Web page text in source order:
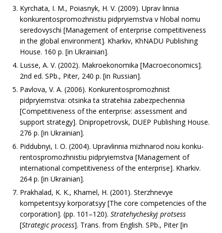
Kyrchata, I. M., Poiasnyk, H. V. (2009). Uprav linnia
konkurentospromozhnistiu pidpryiemstva v hlobal nomu
seredovyschi [Management of enterprise competitiveness
in the global environment]. Kharkiv, KhNADU Publishing
House. 160 p. [in Ukrainian].
Lusse, A. V. (2002). Makroekonomika [Macroeconomics].
2nd ed. SPb., Piter, 240 p. [in Russian].
Pavlova, V. A. (2006). Konkurentospromozhnist
pidpryiemstva: otsinka ta stratehiia zabezpechennia
[Competitiveness of the enterprise: assessment and
support strategy]. Dnipropetrovsk, DUEP Publishing House.
276 p. [in Ukrainian].
Piddubnyi, I. O. (2004). Upravlinnia mizhnarod noiu konku-
rentospromozhnistiu pidpryiemstva [Management of
international competitiveness of the enterprise]. Kharkiv.
264 p. [in Ukrainian].
Prakhalad, K. K., Khamel, H. (2001). Sterzhnevye
kompetentsyy korporatsyy [The core competencies of the
corporation]. (pp. 101–120). Stratehycheskyj protsess
[Strategic process]. Trans. from English. SPb., Piter [in